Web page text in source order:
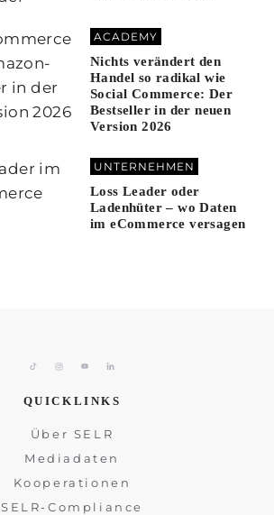
ACADEMY
Nichts verändert den
Handel so radikal wie
Social Commerce: Der
Bestseller in der neuen
Version 2026
UNTERNEHMEN
Loss Leader oder
Ladenhüter – wo Daten
im eCommerce versagen
QUICKLINKS
Über SELR
Mediadaten
Kooperationen
SELR-Compliance